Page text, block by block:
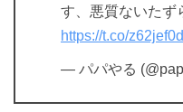
す、悪質ないたず
https://t.co/
— パパやる